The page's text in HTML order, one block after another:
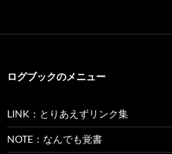
ログブックのメニュー
LINK：とりあえずリンク集
NOTE：なんでも覚書